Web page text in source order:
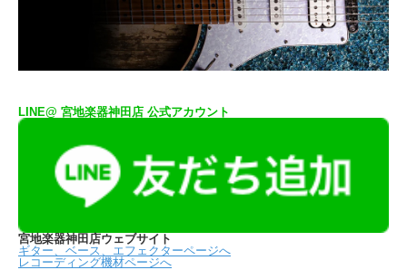
LINE@ 宮地楽器神田店 公式アカウント
宮地楽器神田店ウェブサイト
ギター、ベース、エフェクターページへ
レコーディング機材ページへ